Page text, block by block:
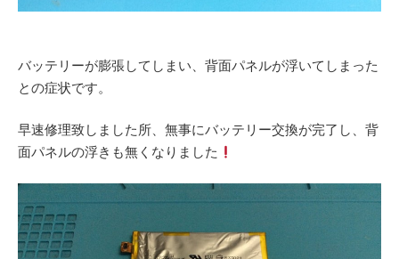
バッテリーが膨張してしまい、背面パネルが浮いてしまった
との症状です。
早速修理致しました所、無事にバッテリー交換が完了し、背
面パネルの浮きも無くなりました